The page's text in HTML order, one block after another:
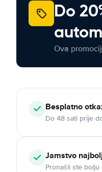
Do
Ova
Besplatno
Do 48 sati prije
Jamstvo
Pronašli ste